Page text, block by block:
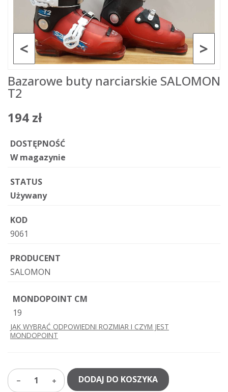
>
<
Bazarowe buty narciarskie SALOMON
T2
194 zł
DOSTĘPNOŚĆ
W magazynie
STATUS
Używany
KOD
9061
PRODUCENT
SALOMON
MONDOPOINT CM
19
JAK WYBRAĆ ODPOWIEDNI ROZMIAR I CZYM JEST
MONDOPOINT
1 DODAJ DO KOSZYKA